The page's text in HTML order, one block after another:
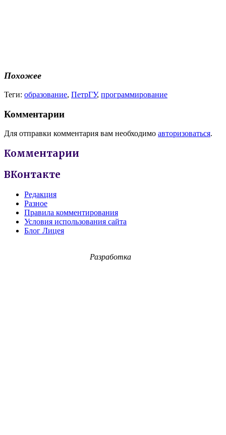
Похожее
Теги: образование, ПетрГУ, программирование
Комментарии
Для отправки комментария вам необходимо авторизоваться.
Комментарии
ВКонтакте
Редакция
Разное
Правила комментирования
Условия использования сайта
Блог Лицея
Разработка